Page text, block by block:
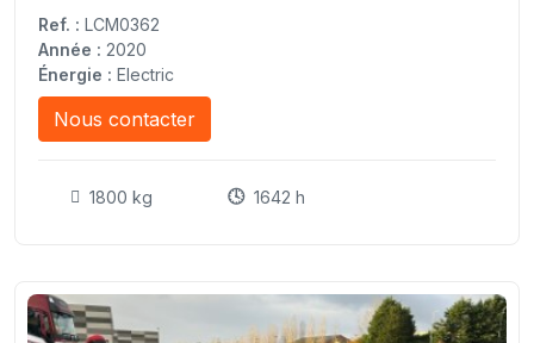
Ref. : LCM0362
Année : 2020
Énergie : Electric
Nous contacter
1800 kg 1642 h